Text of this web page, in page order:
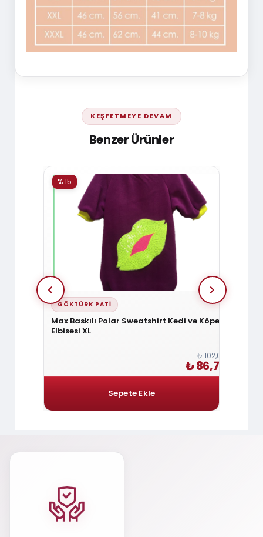
KEŞFETMEYE DEVAM
Benzer Ürünler
GÖKTÜRK PATI
Max Baskılı Polar Sweatshirt Kedi ve Köpek
Elbisesi XL
% 15
₺ 102,00
₺ 86,70